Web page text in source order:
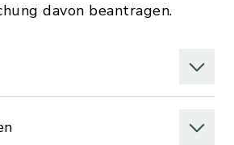
davon beantragen.